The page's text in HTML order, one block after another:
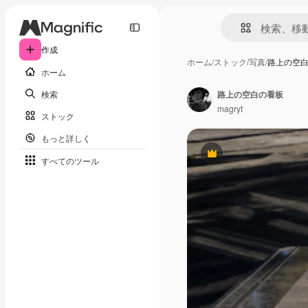
作成
ホーム
検索
ストック
もっと詳しく
すべてのツール
ホーム/ストック/写真/路上の空
Premium
路上の空白の看板
magryt